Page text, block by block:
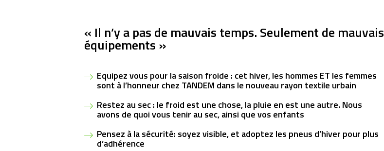
« Il n’y a pas de mauvais temps. Seulement de mauvais
équipements »
Equipez vous pour la saison froide : cet hiver, les hommes ET les femmes
sont à l’honneur chez TANDEM dans le nouveau rayon textile urbain
Restez au sec : le froid est une chose, la pluie en est une autre. Nous
avons de quoi vous tenir au sec, ainsi que vos enfants
Pensez à la sécurité: soyez visible, et adoptez les pneus d’hiver pour plus
d’adhérence